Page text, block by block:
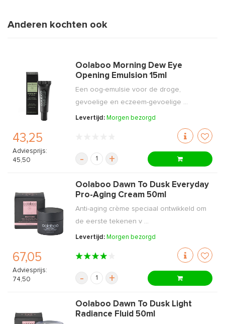
Anderen kochten ook
43,25
Adviesprijs:
45,50
Oolaboo Morning Dew Eye
Opening Emulsion 15ml
Een oog-emulsie voor de droge,
gevoelige en eczeem-gevoelige ...
Levertijd: Morgen bezorgd
- +
67,05
Adviesprijs:
74,50
Oolaboo Dawn To Dusk Everyday
Pro-Aging Cream 50ml
Anti-aging crème speciaal ontwikkeld om
de eerste tekenen v ...
Levertijd: Morgen bezorgd
- +
Oolaboo Dawn To Dusk Light
Radiance Fluid 50ml